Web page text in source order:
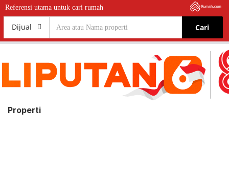
Berita
Properti
Rumah
Ruko
Apartemen
Properti